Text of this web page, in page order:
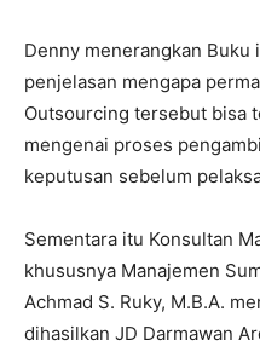
Denny menerangkan Buku
penjelasan mengapa
Outsourcing tersebut bisa
mengenai proses
keputusan sebelum
Sementara itu Konsultan
khususnya Manajemen
Achmad S. Ruky, M.B.A.
dihasilkan JD Darmawan